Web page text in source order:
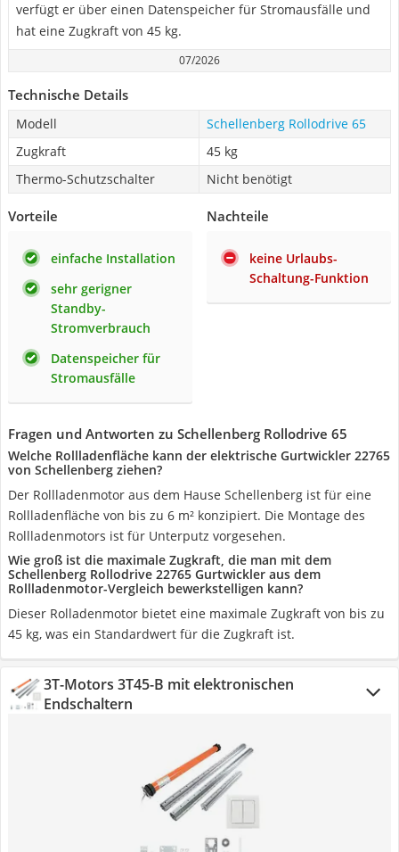
verfügt er über einen Datenspeicher für Stromausfälle und
hat eine Zugkraft von 45 kg.
07/2026
Technische Details
Modell
Schellenberg Rollodrive 65
Zugkraft
45 kg
Thermo-Schutzschalter
Nicht benötigt
Vorteile
einfache Installation
sehr gerigner
Standby-
Stromverbrauch
Datenspeicher für
Stromausfälle
Nachteile
keine Urlaubs-
Schaltung-Funktion
Fragen und Antworten zu Schellenberg Rollodrive 65
Welche Rollladenfläche kann der elektrische Gurtwickler 22765
von Schellenberg ziehen?
Der Rollladenmotor aus dem Hause Schellenberg ist für eine
Rollladenfläche von bis zu 6 m² konzipiert. Die Montage des
Rollladenmotors ist für Unterputz vorgesehen.
Wie groß ist die maximale Zugkraft, die man mit dem
Schellenberg Rollodrive 22765 Gurtwickler aus dem
Rollladenmotor-Vergleich bewerkstelligen kann?
Dieser Rolladenmotor bietet eine maximale Zugkraft von bis zu
45 kg, was ein Standardwert für die Zugkraft ist.
‎3T-Motors 3T45-B mit elektronischen
Endschaltern